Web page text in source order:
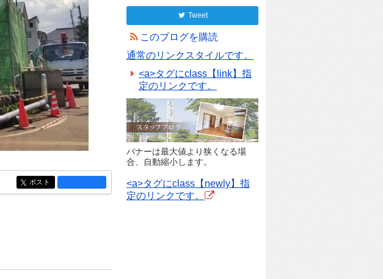
entry233
ポスト
Tweet
このブログを購読
通常のリンクスタイルです。
<a>タグにclass【link】指
定のリンクです。
バナーは最大値より狭くなる場
合、自動縮小します。
<a>タグにclass【newly】指
定のリンクです。